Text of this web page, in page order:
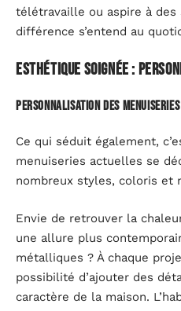
télétravaille ou aspire à des
différence s’entend au
Esthétique soignée :
Personnalisation des menuiseries
Ce qui séduit également,
menuiseries actuelles se
nombreux styles, coloris et
Envie de retrouver la
une allure plus
métalliques ? À chaque
possibilité d’ajouter des
caractère de la maison.